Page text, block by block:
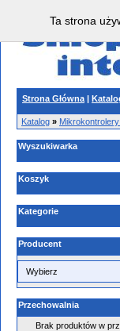
Strona Główna |
Katalog »
Wyszukiwarka
Koszyk
Kategorie
Producent
Przechowalnia
Brak produktów w
Ta strona